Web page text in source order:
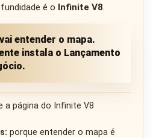
é o Infinite V8
entender o mapa.
instala o Lançamento
a página do Infinite V8
porque entender o mapa é